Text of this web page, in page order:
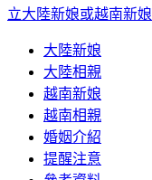
立大陸新娘或越南新
大陸新娘
大陸相親
越南新娘
越南相親
婚姻介紹
提醒注意